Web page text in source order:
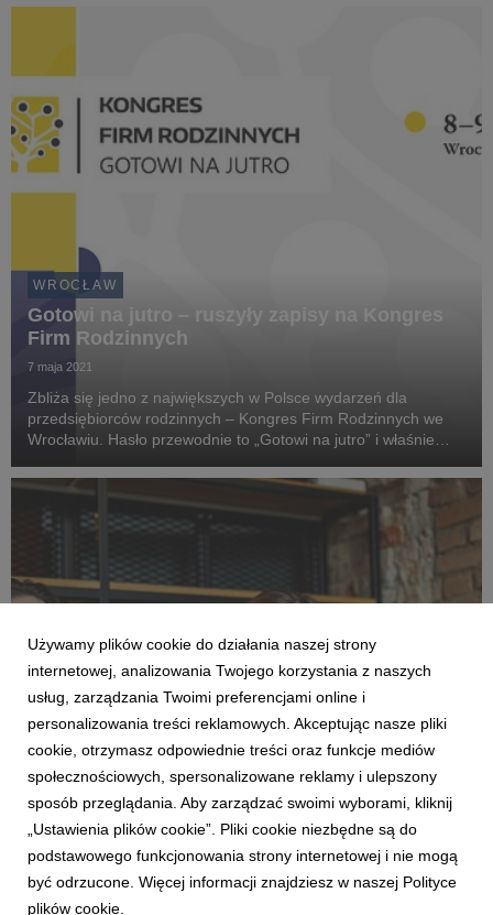
wyzwań, z jakimi zmierzą się przedsiębiorcy w najbliższych
WROCŁAW
Gotowi na jutro – ruszyły zapisy na Kongres
Firm Rodzinnych
7 maja 2021
Zbliża się jedno z największych w Polsce wydarzeń dla
przedsiębiorców rodzinnych – Kongres Firm Rodzinnych we
Wrocławiu. Hasło przewodnie to „Gotowi na jutro” i właśnie
zmienność warunków oraz dynamiczny rozwój technologii...
WROCŁAW
5 punktów widzenia na firmę rodzinną –
właściciele zdradzą, jak zrobić w niej karierę
9 listopada 2020
W listopadzie odbędzie się druga edycja Akademii Biznesu
Rodzinnego Santander Universidades, której prelegentami są
właściciele i członkowie zarządów znanych polskich firm
Używamy plików cookie do działania naszej strony
internetowej, analizowania Twojego korzystania z naszych
usług, zarządzania Twoimi preferencjami online i
personalizowania treści reklamowych. Akceptując nasze pliki
cookie, otrzymasz odpowiednie treści oraz funkcje mediów
społecznościowych, spersonalizowane reklamy i ulepszony
sposób przeglądania. Aby zarządzać swoimi wyborami, kliknij
„Ustawienia plików cookie”. Pliki cookie niezbędne są do
podstawowego funkcjonowania strony internetowej i nie mogą
być odrzucone. Więcej informacji znajdziesz w naszej Polityce
plików cookie.